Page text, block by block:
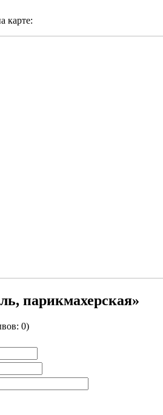
карте:
парикмахерская»
0)